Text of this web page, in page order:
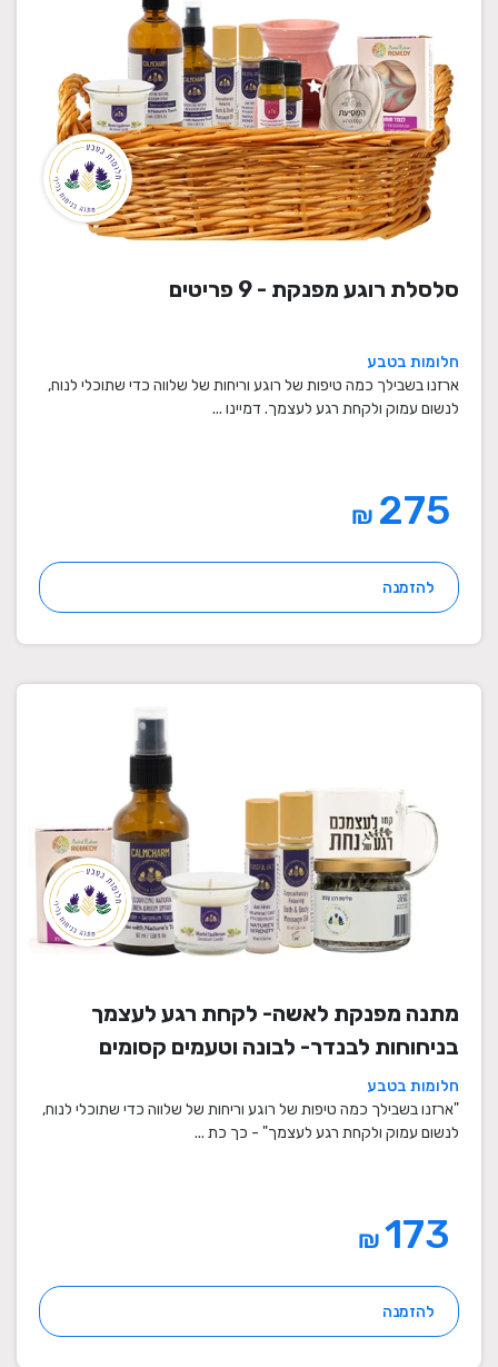
סלסלת רוגע מפנקת - 9 פריטים
חלומות בטבע
ארזנו בשבילך כמה טיפות של רוגע וריחות של שלווה כדי שתוכלי לנוח,
לנשום עמוק ולקחת רגע לעצמך. דמיינו ...
₪
להזמנה
מתנה מפנקת לאשה- לקחת רגע לעצמך
בניחוחות לבנדר- לבונה וטעמים קסומים
חלומות בטבע
"ארזנו בשבילך כמה טיפות של רוגע וריחות של שלווה כדי שתוכלי לנוח,
לנשום עמוק ולקחת רגע לעצמך" - כך כת ...
₪
להזמנה